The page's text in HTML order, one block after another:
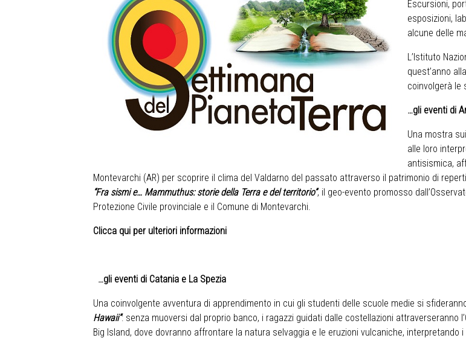
Escursioni,
esposizioni,
alcune delle
L’Istituto
quest’anno
coinvolgerà le
…gli eventi di
Una mostra
alle loro
antisismica,
Montevarchi (AR) per scoprire il clima del Valdarno del passato attraverso il patrimonio di
“Fra sismi e… Mammuthus: storie della Terra e del territorio”, il geo-evento promosso
Protezione Civile provinciale e il Comune di Montevarchi.
Clicca qui per ulteriori informazioni
…gli eventi di Catania e La Spezia
Una coinvolgente avventura di apprendimento in cui gli studenti delle scuole medie si
Hawaii”: senza muoversi dal proprio banco, i ragazzi guidati dalle costellazioni attraverseranno
Big Island, dove dovranno affrontare la natura selvaggia e le eruzioni vulcaniche, interpretando